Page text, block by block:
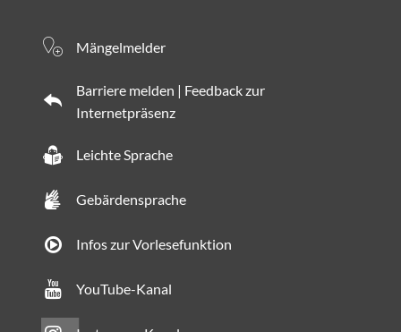
Mängelmelder
Barriere melden | Feedback zur
Internetpräsenz
Leichte Sprache
Gebärdensprache
Infos zur Vorlesefunktion
YouTube-Kanal